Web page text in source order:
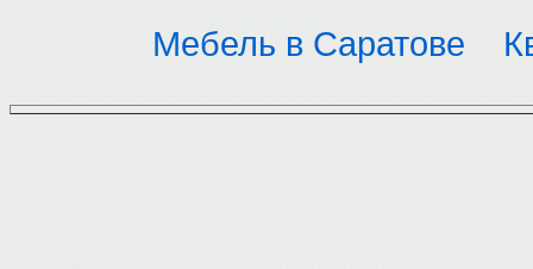
Мебель в Саратове